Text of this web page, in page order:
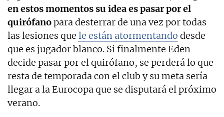
en estos momentos su idea es pasar por el
quirófanopara desterrar de una vez por todas
las lesiones que le están atormentando desde
que es jugador blanco. Si finalmente Eden
decide pasar por el quirófano, se perderá lo que
resta de temporada con el club y su meta sería
llegar a la Eurocopa que se disputará el próximo
verano.